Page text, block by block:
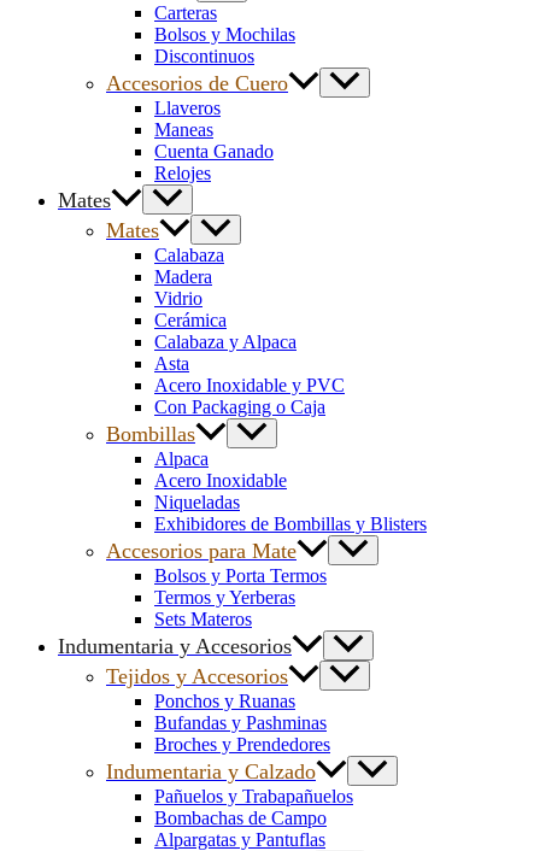
Carteras
Bolsos y Mochilas
Discontinuos
Accesorios de Cuero
Llaveros
Maneas
Cuenta Ganado
Relojes
Mates
Mates
Calabaza
Madera
Vidrio
Cerámica
Calabaza y Alpaca
Asta
Acero Inoxidable y PVC
Con Packaging o Caja
Bombillas
Alpaca
Acero Inoxidable
Niqueladas
Exhibidores de Bombillas y Blisters
Accesorios para Mate
Bolsos y Porta Termos
Termos y Yerberas
Sets Materos
Indumentaria y Accesorios
Tejidos y Accesorios
Ponchos y Ruanas
Bufandas y Pashminas
Broches y Prendedores
Indumentaria y Calzado
Pañuelos y Trabapañuelos
Bombachas de Campo
Alpargatas y Pantuflas